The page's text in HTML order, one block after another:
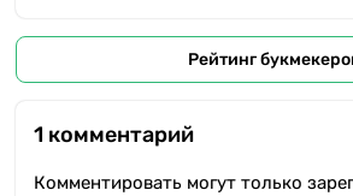
Рейтинг
1 комментарий
Комментировать могут только